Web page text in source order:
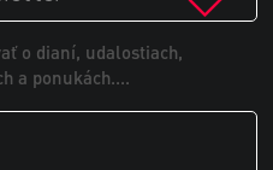
o dianí, udalostiach,
a ponukách....